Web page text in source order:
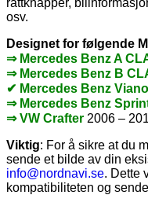
rattknapper,
osv.
Designet for følgende
⇒ Mercedes Benz A
⇒ Mercedes Benz B
✔ Mercedes Benz
⇒ Mercedes Benz
⇒ VW Crafter 2006 –
Viktig: For å sikre at du
sende et bilde av din
info@nordnavi.se. Dette
kompatibiliteten og